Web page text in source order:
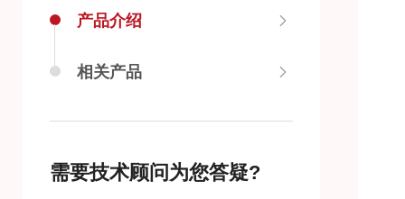
产品介绍
相关产品
需要技术顾问为您答疑?